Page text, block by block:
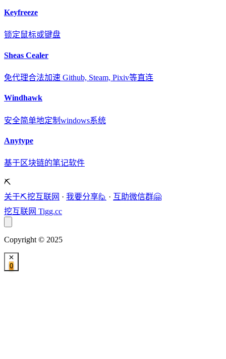
Keyfreeze
锁定鼠标或键盘
Sheas Cealer
免代理合法加速 Github, Steam, Pixiv等直连
Windhawk
安全简单地定制windows系统
Anytype
基于区块链的笔记软件
⛏️
关于⛏️挖互联网 · 我要分享🙋 · 互助微信群🤗
挖互联网 Tigg.cc
Copyright © 2025
0